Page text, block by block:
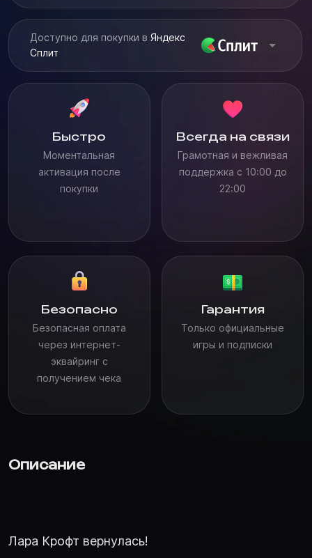
Доступно для покупки в Яндекс
Сплит
Быстро
Моментальная
активация после
покупки
Всегда на связи
Грамотная и вежливая
поддержка с 10:00 до
22:00
Безопасно
Безопасная оплата
через интернет-
эквайринг с
получением чека
Гарантия
Только официальные
игры и подписки
Описание
Лара Крофт вернулась!